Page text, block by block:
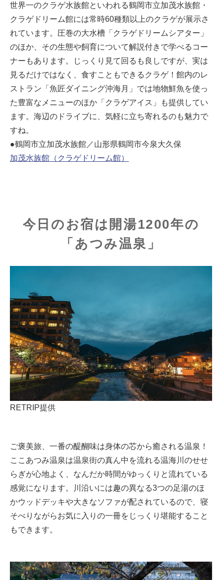
世界一のクラゲ水族館といわれる鶴岡市立加茂水族館・
クラゲドリーム館には常時60種類以上のクラゲが展示さ
れています。圧巻の大水槽「クラゲドリームシアター」
のほか、その生態や飼育について解説付きで学べるコー
ナーもあります。じっくり見て回るも良しですが、実は
見るだけではなく、食すこともできるクラゲ！館内のレ
ストラン「魚匠ダイニング沖海月」では地物鮮魚を使っ
た豊富なメニューのほか「クラゲアイス」も提供してい
ます。海辺のドライブに、気軽に立ち寄れるのも魅力で
すね。
●鶴岡市立加茂水族館／山形県鶴岡市今泉大久保
加茂水族館（クラゲドリーム館）
今日のお宿は開湯1200年の
「あつみ温泉」
RETRIP提供
ご褒美旅、一番の醍醐味は身体の芯から癒される温泉！
ここあつみ温泉は温泉街の真ん中を流れる温海川のせせ
らぎが心地よく、なんだか時間がゆっくりと流れている
感覚になります。川沿いには趣の異なる3つの足湯のほ
かウッドデッキや大きなソファが配されているので、寝
そべりながらお気に入りの一冊をじっくり堪能すること
もできます。